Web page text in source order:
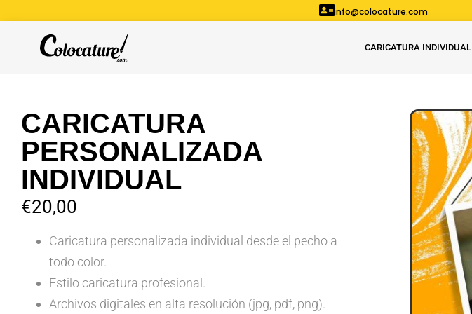
info@colocature.com
CARICATURA INDIVIDUAL
CARICATURA
PERSONALIZADA
INDIVIDUAL
€20,00
Caricatura personalizada individual desde el pecho a
todo color.
Estilo caricatura profesional.
Archivos digitales en alta resolución (jpg, pdf, png).